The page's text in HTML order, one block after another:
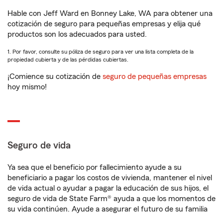
Hable con Jeff Ward en Bonney Lake, WA para obtener una
cotización de seguro para pequeñas empresas y elija qué
productos son los adecuados para usted.
1. Por favor, consulte su póliza de seguro para ver una lista completa de la
propiedad cubierta y de las pérdidas cubiertas.
¡Comience su cotización de seguro de pequeñas empresas
hoy mismo!
Seguro de vida
Ya sea que el beneficio por fallecimiento ayude a su
beneficiario a pagar los costos de vivienda, mantener el nivel
de vida actual o ayudar a pagar la educación de sus hijos, el
seguro de vida de State Farm® ayuda a que los momentos de
su vida continúen. Ayude a asegurar el futuro de su familia